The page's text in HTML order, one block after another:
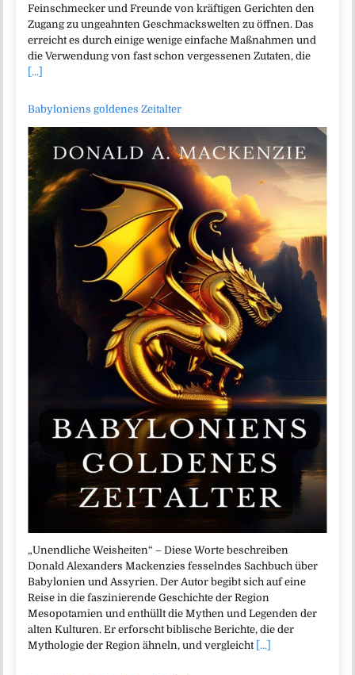
Feinschmecker und Freunde von kräftigen Gerichten den
Zugang zu ungeahnten Geschmackswelten zu öffnen. Das
erreicht es durch einige wenige einfache Maßnahmen und
die Verwendung von fast schon vergessenen Zutaten, die
[...]
Babyloniens goldenes Zeitalter
„Unendliche Weisheiten“ – Diese Worte beschreiben
Donald Alexanders Mackenzies fesselndes Sachbuch über
Babylonien und Assyrien. Der Autor begibt sich auf eine
Reise in die faszinierende Geschichte der Region
Mesopotamien und enthüllt die Mythen und Legenden der
alten Kulturen. Er erforscht biblische Berichte, die der
Mythologie der Region ähneln, und vergleicht [...]